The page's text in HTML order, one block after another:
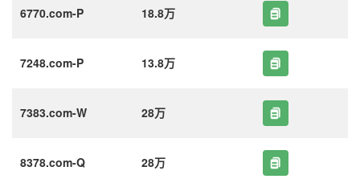
6770.com-P 18.8万
7248.com-P 13.8万
7383.com-W 28万
8378.com-Q 28万